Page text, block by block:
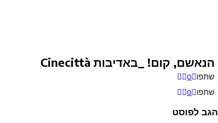
הנאשם, קום! _באדיבות Cinecittà
שתפו
0
שתפו
0
הגב לפוסט